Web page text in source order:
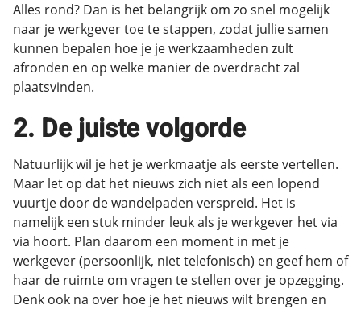
Alles rond? Dan is het belangrijk om zo snel mogelijk
naar je werkgever toe te stappen, zodat jullie samen
kunnen bepalen hoe je je werkzaamheden zult
afronden en op welke manier de overdracht zal
plaatsvinden.
2. De juiste volgorde
Natuurlijk wil je het je werkmaatje als eerste vertellen.
Maar let op dat het nieuws zich niet als een lopend
vuurtje door de wandelpaden verspreid. Het is
namelijk een stuk minder leuk als je werkgever het via
via hoort. Plan daarom een moment in met je
werkgever (persoonlijk, niet telefonisch) en geef hem of
haar de ruimte om vragen te stellen over je opzegging.
Denk ook na over hoe je het nieuws wilt brengen en